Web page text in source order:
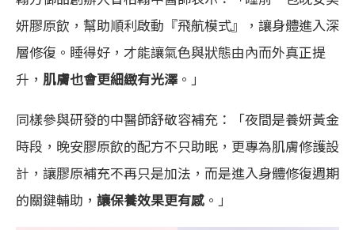
妍膠原飲，幫助順利啟動『飛航模式』，讓身體進入深
層修復。睡得好，才能讓氣色與狀態由內而外真正提
升， 肌膚也會更細緻有光澤 。」
同樣參與研發的中醫師舒敬容補充：「夜間是養妍黃金
時段，晚安膠原飲的配方不只助眠，更專為肌膚修護設
計，讓膠原補充不再只是加法，而是進入身體修復週期
的關鍵輔助， 讓保養效果更有感 。」